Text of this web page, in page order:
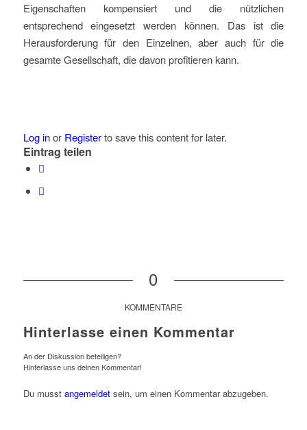
Eigenschaften kompensiert und die nützlichen
entsprechend eingesetzt werden können. Das ist die
Herausforderung für den Einzelnen, aber auch für die
gesamte Gesellschaft, die davon profitieren kann.
Log inor Registerto save this content for later.
Eintrag teilen
0
KOMMENTARE
Hinterlasse einen Kommentar
An der Diskussion beteiligen?
Hinterlasse uns deinen Kommentar!
Du musst angemeldetsein, um einen Kommentar abzugeben.